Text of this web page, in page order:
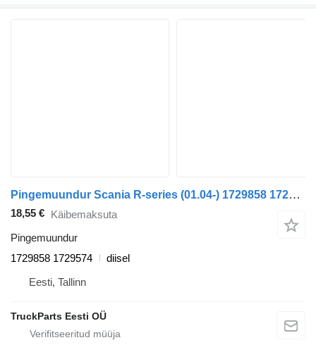
Pingemuundur Scania R-series (01.04-) 1729858 1729574 tüübi jaoks sadulveoki Scania P,G,R,T-series (2004-2017)
18,55 € Käibemaksuta
Pingemuundur
1729858 1729574
diisel
Eesti, Tallinn
TruckParts Eesti OÜ